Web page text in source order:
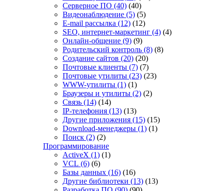
Серверное ПО (40) (40)
Видеонаблюдение (5) (5)
E-mail рассылка (12) (12)
SEO, интернет-маркетинг (4) (4)
Онлайн-общение (9) (9)
Родительский контроль (8) (8)
Создание сайтов (20) (20)
Почтовые клиенты (7) (7)
Почтовые утилиты (23) (23)
WWW-утилиты (1) (1)
Браузеры и утилиты (2) (2)
Связь (14) (14)
IP-телефония (13) (13)
Другие приложения (15) (15)
Download-менеджеры (1) (1)
Поиск (2) (2)
Программирование
ActiveX (1) (1)
VCL (6) (6)
Базы данных (16) (16)
Другие библиотеки (13) (13)